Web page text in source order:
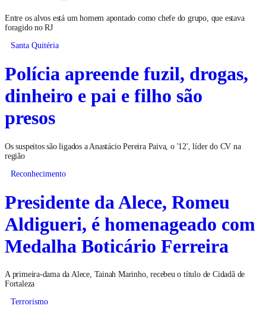
Entre os alvos está um homem apontado como chefe do grupo, que estava
foragido no RJ
Santa Quitéria
Polícia apreende fuzil, drogas,
dinheiro e pai e filho são
presos
Os suspeitos são ligados a Anastácio Pereira Paiva, o '12', líder do CV na
região
Reconhecimento
Presidente da Alece, Romeu
Aldigueri, é homenageado com
Medalha Boticário Ferreira
A primeira-dama da Alece, Tainah Marinho, recebeu o título de Cidadã de
Fortaleza
Terrorismo